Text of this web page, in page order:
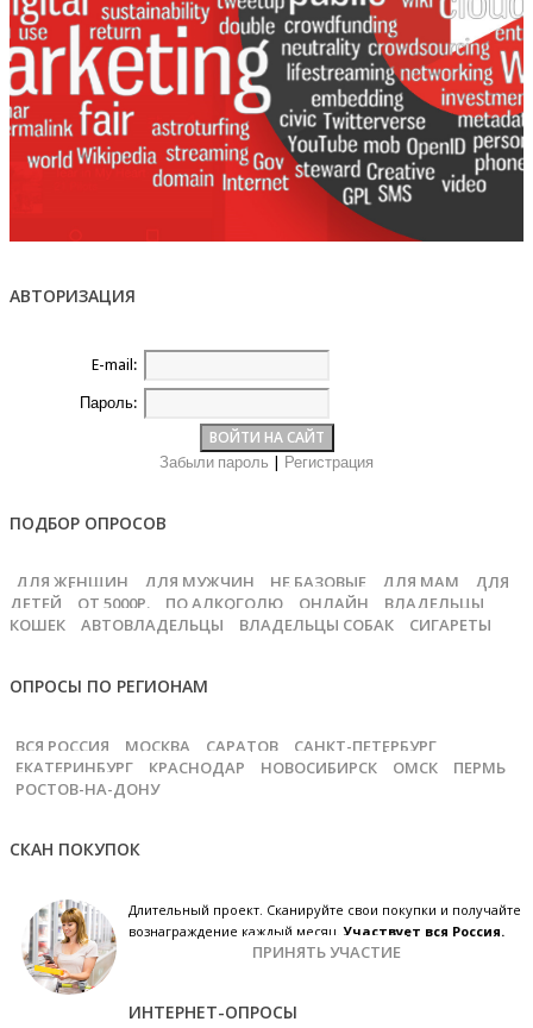
АВТОРИЗАЦИЯ
E-mail:
Пароль:
Забыли пароль Регистрация
ПОДБОР ОПРОСОВ
ДЛЯ ЖЕНЩИН ДЛЯ МУЖЧИН НЕ БАЗОВЫЕ ДЛЯ МАМ
ДЛЯ
ДЕТЕЙ
ОТ 5000Р. ПО АЛКОГОЛЮ ОНЛАЙН
ВЛАДЕЛЬЦЫ
КОШЕК
АВТОВЛАДЕЛЬЦЫ ВЛАДЕЛЬЦЫ СОБАК СИГАРЕТЫ
ОПРОСЫ ПО РЕГИОНАМ
ВСЯ РОССИЯ МОСКВА САРАТОВ
САНКТ-ПЕТЕРБУРГ
ЕКАТЕРИНБУРГ
КРАСНОДАР НОВОСИБИРСК ОМСК
ПЕРМЬ
РОСТОВ-НА-ДОНУ
СКАН ПОКУПОК
Длительный проект. Сканируйте свои покупки и получайте
вознаграждение каждый месяц.Участвует вся Россия.
ПРИНЯТЬ УЧАСТИЕ
ИНТЕРНЕТ-ОПРОСЫ